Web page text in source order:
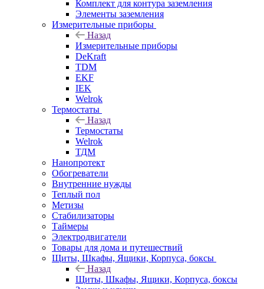
Комплект для контура заземления
Элементы заземления
Измерительные приборы
Назад
Измерительные приборы
DeKraft
TDM
EKF
IEK
Welrok
Термостаты
Назад
Термостаты
Welrok
ТДМ
Нанопротект
Обогреватели
Внутренние нужды
Теплый пол
Метизы
Стабилизаторы
Таймеры
Электродвигатели
Товары для дома и путешествий
Щиты, Шкафы, Ящики, Корпуса, боксы
Назад
Щиты, Шкафы, Ящики, Корпуса, боксы